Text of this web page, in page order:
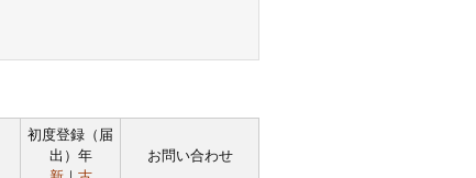
初度登録（届
出）年
お問い合わせ